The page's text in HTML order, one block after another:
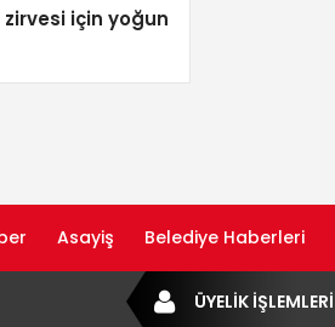
için yoğun
Asayiş Belediye Haberleri
ÜYELİK İŞLEMLERİ